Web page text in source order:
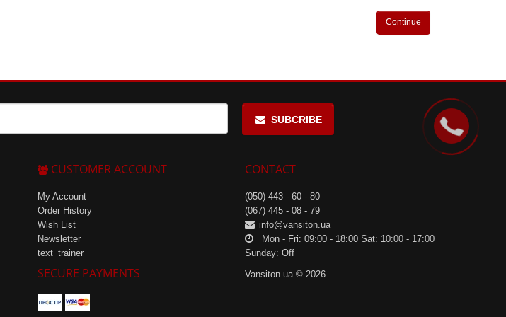
Continue
SUBCRIBE
CUSTOMER ACCOUNT
My Account
Order History
Wish List
Newsletter
text_trainer
SECURE PAYMENTS
CONTACT
(050) 443 - 60 - 80
(067) 445 - 08 - 79
info@vansiton.ua
Mon - Fri: 09:00 - 18:00 Sat: 10:00 - 17:00
Sunday: Off
Vansiton.ua © 2026